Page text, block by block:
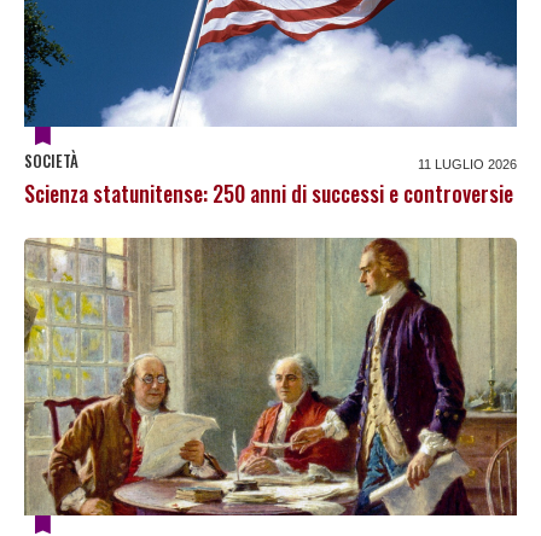
SOCIETÀ 11 LUGLIO 2026
Scienza statunitense: 250 anni di successi e controversie